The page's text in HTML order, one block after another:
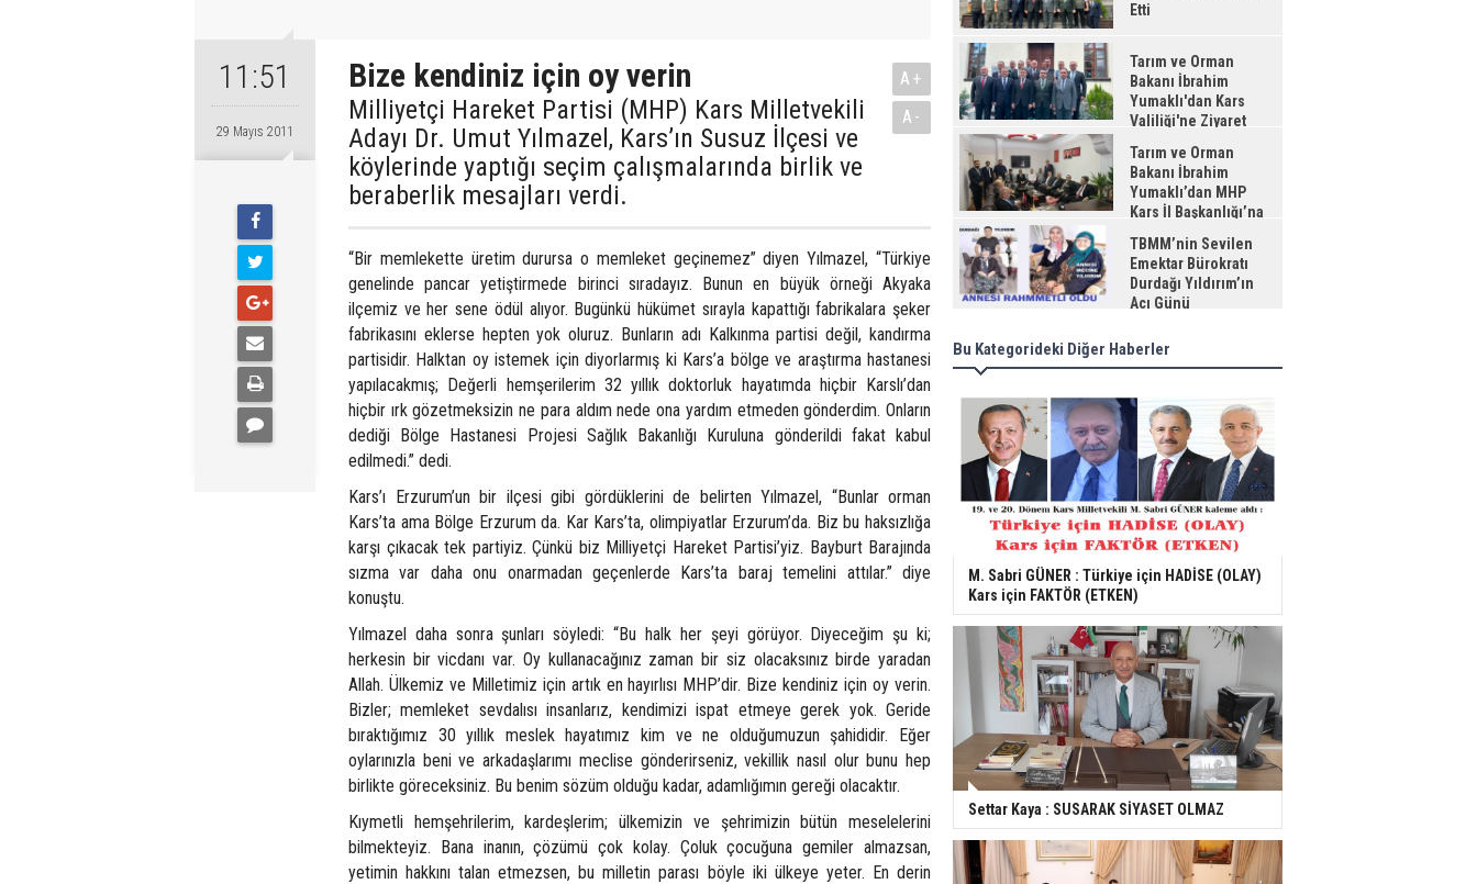
11:51
29 Mayıs 2011
Bize kendiniz için oy verin
Milliyetçi Hareket Partisi (MHP) Kars Milletvekili
Adayı Dr. Umut Yılmazel, Kars’ın Susuz İlçesi ve
köylerinde yaptığı seçim çalışmalarında birlik ve
beraberlik mesajları verdi.
A+
A-
“Bir memlekette üretim durursa o memleket geçinemez” diyen Yılmazel, “Türkiye
genelinde pancar yetiştirmede birinci sıradayız. Bunun en büyük örneği Akyaka
ilçemiz ve her sene ödül alıyor. Bugünkü hükümet sırayla kapattığı fabrikalara şeker
fabrikasını eklerse hepten yok oluruz. Bunların adı Kalkınma partisi değil, kandırma
partisidir. Halktan oy istemek için diyorlarmış ki Kars’a bölge ve araştırma hastanesi
yapılacakmış; Değerli hemşerilerim 32 yıllık doktorluk hayatımda hiçbir Karslı’dan
hiçbir ırk gözetmeksizin ne para aldım nede ona yardım etmeden gönderdim. Onların
dediği Bölge Hastanesi Projesi Sağlık Bakanlığı Kuruluna gönderildi fakat kabul
edilmedi.” dedi.
Kars’ı Erzurum’un bir ilçesi gibi gördüklerini de belirten Yılmazel, “Bunlar orman
Kars’ta ama Bölge Erzurum da. Kar Kars’ta, olimpiyatlar Erzurum’da. Biz bu haksızlığa
karşı çıkacak tek partiyiz. Çünkü biz Milliyetçi Hareket Partisi’yiz. Bayburt Barajında
sızma var daha onu onarmadan geçenlerde Kars’ta baraj temelini attılar.” diye
konuştu.
Yılmazel daha sonra şunları söyledi: “Bu halk her şeyi görüyor. Diyeceğim şu ki;
herkesin bir vicdanı var. Oy kullanacağınız zaman bir siz olacaksınız birde yaradan
Allah. Ülkemiz ve Milletimiz için artık en hayırlısı MHP’dir. Bize kendiniz için oy verin.
Bizler; memleket sevdalısı insanlarız, kendimizi ispat etmeye gerek yok. Geride
bıraktığımız 30 yıllık meslek hayatımız kim ve ne olduğumuzun şahididir. Eğer
oylarınızla beni ve arkadaşlarımı meclise gönderirseniz, vekillik nasıl olur bunu hep
birlikte göreceksiniz. Bu benim sözüm olduğu kadar, adamlığımın gereği olacaktır.
Kıymetli hemşehrilerim, kardeşlerim; ülkemizin ve şehrimizin bütün meselelerini
bilmekteyiz. Bana inanın, çözümü çok kolay. Çoluk çocuğuna gemiler almazsan,
yetimin hakkını talan etmezsen, bu milletin parası böyle iki ülkeye yeter. En derin
Etti
Tarım ve Orman
Bakanı İbrahim
Yumaklı'dan Kars
Valiliği'ne Ziyaret
Tarım ve Orman
Bakanı İbrahim
Yumaklı’dan MHP
Kars İl Başkanlığı’na
Ziyaret
TBMM’nin Sevilen
Emektar Bürokratı
Durdağı Yıldırım’ın
Acı Günü
Bu Kategorideki Diğer Haberler
M. Sabri GÜNER : Türkiye için HADİSE (OLAY)
Kars için FAKTÖR (ETKEN)
Settar Kaya : SUSARAK SİYASET OLMAZ